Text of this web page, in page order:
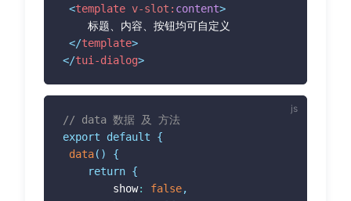
<template v-slot: content>
</template>
</tui-dialog>
// data 数据 及 方法
export
default
{
data( )
{
return {
show: false,